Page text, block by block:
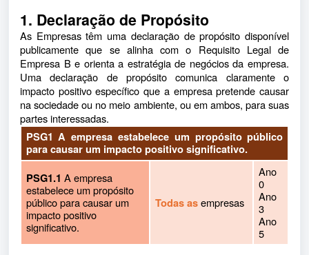
1. Declaração de Propósito
As Empresas têm uma declaração de propósito disponível
publicamente que se alinha com o Requisito Legal de
Empresa B e orienta a estratégia de negócios da empresa.
Uma declaração de propósito comunica claramente o
impacto positivo específico que a empresa pretende causar
na sociedade ou no meio ambiente, ou em ambos, para suas
partes interessadas.
PSG1 A empresa estabelece um propósito público
para causar um impacto positivo significativo.
PSG1.1 A empresa
estabelece um propósito
público para causar um
impacto positivo
significativo.
Todas asempresas
Ano
0
Ano
3
Ano
5